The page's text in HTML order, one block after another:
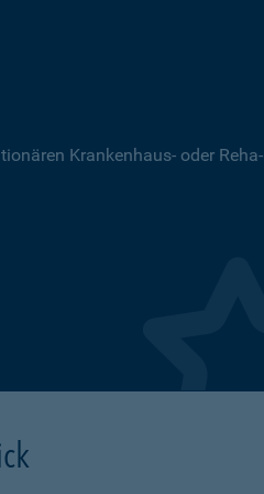
Krankenhaus- oder Reha-